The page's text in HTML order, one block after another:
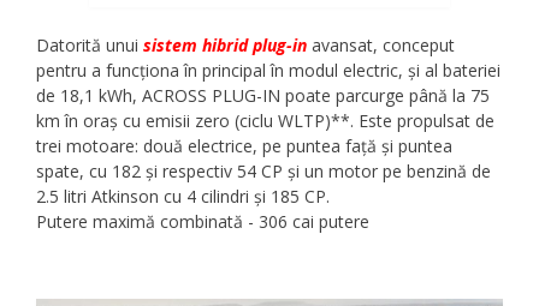
Datorită unui sistem hibrid plug-in avansat, conceput
pentru a funcționa în principal în modul electric, și al bateriei
de 18,1 kWh, ACROSS PLUG-IN poate parcurge până la 75
km în oraș cu emisii zero (ciclu WLTP)**. Este propulsat de
trei motoare: două electrice, pe puntea față și puntea
spate, cu 182 și respectiv 54 CP și un motor pe benzină de
2.5 litri Atkinson cu 4 cilindri și 185 CP.
Putere maximă combinată - 306 cai putere